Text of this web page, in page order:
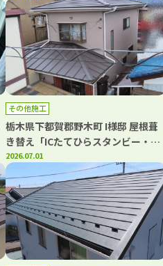
その他施工
栃木県下都賀郡野木町 I様邸 屋根葺
き替え「ICたてひらスタンビー・横
暖ルーフαS」
2026.07.01